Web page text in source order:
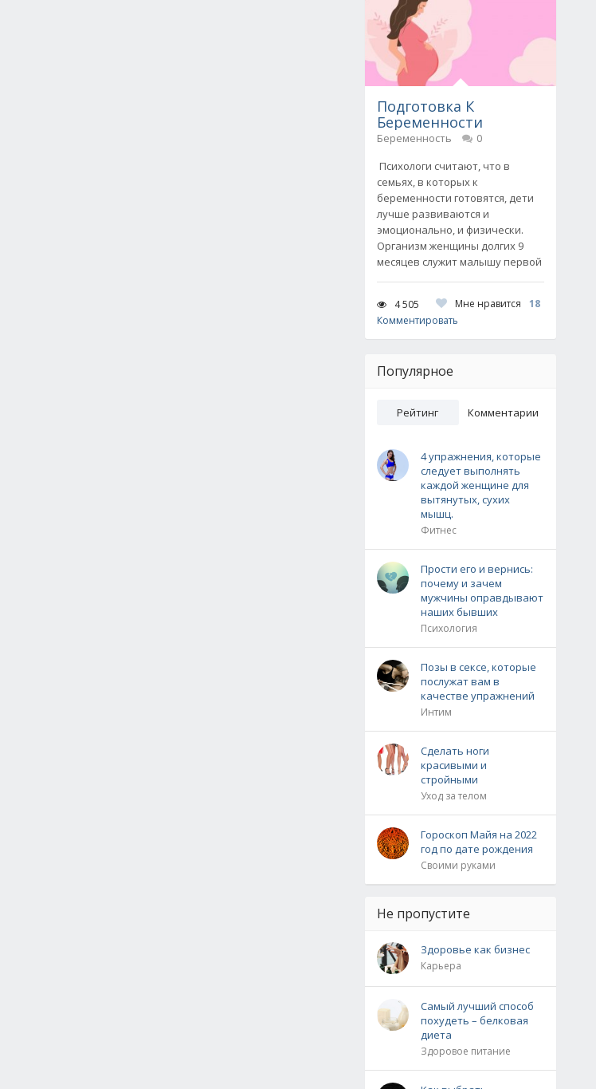
Подготовка К
Беременности
Беременность
0
Психологи считают, что в
семьях, в которых к
беременности готовятся, дети
лучше развиваются и
эмоционально, и физически.
Организм женщины долгих 9
месяцев служит малышу первой
4 505 Мне нравится
18
Комментировать
Популярное
Рейтинг Комментарии
4 упражнения, которые
следует выполнять
каждой женщине для
вытянутых, сухих
мышц.
Фитнес
Прости его и вернись:
почему и зачем
мужчины оправдывают
наших бывших
Психология
Позы в сексе, которые
послужат вам в
качестве упражнений
Интим
Сделать ноги
красивыми и
стройными
Уход за телом
Гороскоп Майя на 2022
год по дате рождения
Своими руками
Не пропустите
Здоровье как бизнес
Карьера
Самый лучший способ
похудеть – белковая
диета
Здоровое питание